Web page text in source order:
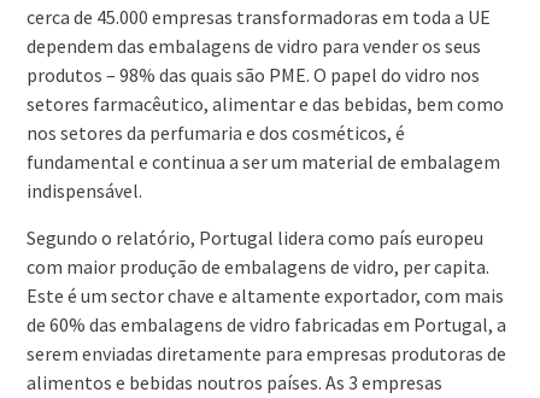
cerca de 45.000 empresas transformadoras em toda a UE
dependem das embalagens de vidro para vender os seus
produtos – 98% das quais são PME. O papel do vidro nos
setores farmacêutico, alimentar e das bebidas, bem como
nos setores da perfumaria e dos cosméticos, é
fundamental e continua a ser um material de embalagem
indispensável.
Segundo o relatório, Portugal lidera como país europeu
com maior produção de embalagens de vidro, per capita.
Este é um sector chave e altamente exportador, com mais
de 60% das embalagens de vidro fabricadas em Portugal, a
serem enviadas diretamente para empresas produtoras de
alimentos e bebidas noutros países. As 3 empresas